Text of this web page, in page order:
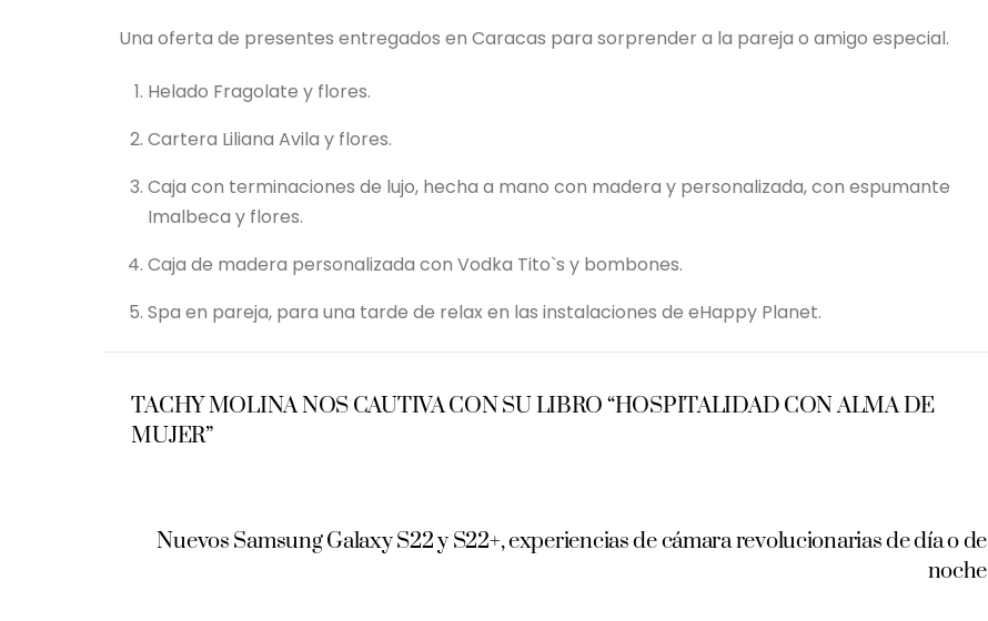
Una oferta de presentes entregados en Caracas para sorprender a la pareja o amigo especial.
Helado Fragolate y flores.
Cartera Liliana Avila y flores.
Caja con terminaciones de lujo, hecha a mano con madera y personalizada, con espumante
Imalbeca y flores.
Caja de madera personalizada con Vodka Tito`s y bombones.
Spa en pareja, para una tarde de relax en las instalaciones de eHappy Planet.
TACHY MOLINA NOS CAUTIVA CON SU LIBRO “HOSPITALIDAD CON ALMA DE
MUJER”
Nuevos Samsung Galaxy S22 y S22+, experiencias de cámara revolucionarias de día o de
noche